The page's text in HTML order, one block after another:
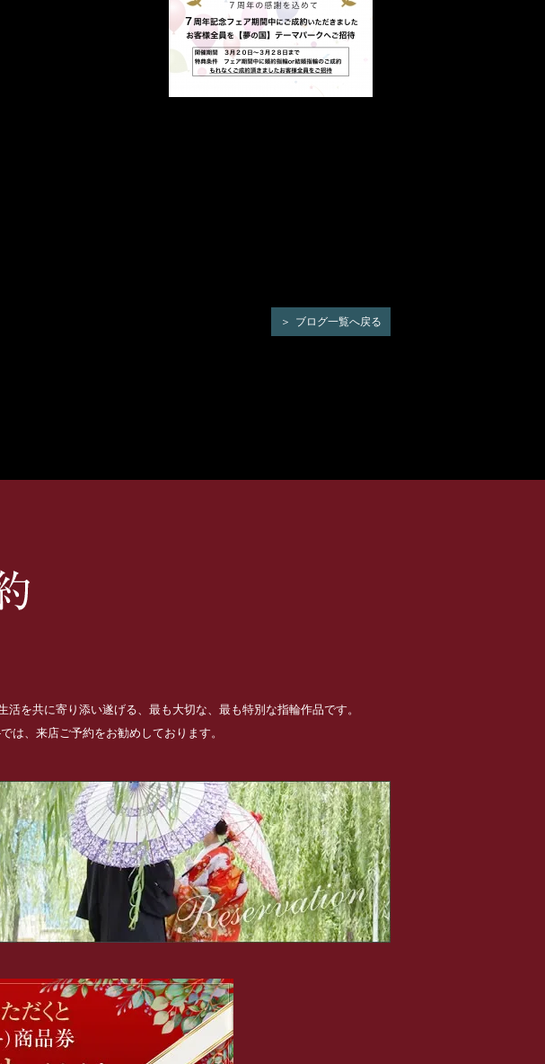
ブログ一覧へ戻る
を共に寄り添い遂げる、最も大切な、最も特別な指輪作品です。
は、来店ご予約をお勧めしております。